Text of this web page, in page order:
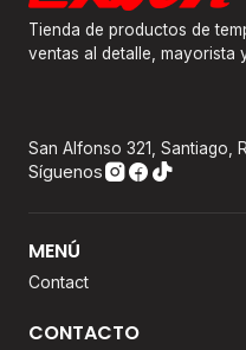
Tienda de productos de
ventas al detalle, mayorista
San Alfonso 321, Santiago,
Síguenos
MENÚ
Contact
CONTACTO